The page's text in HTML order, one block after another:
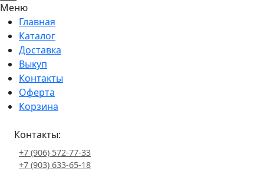
Меню
Главная
Каталог
Доставка
Выкуп
Контакты
Оферта
Корзина
Контакты:
+7 (906) 572-77-33
+7 (903) 633-65-18